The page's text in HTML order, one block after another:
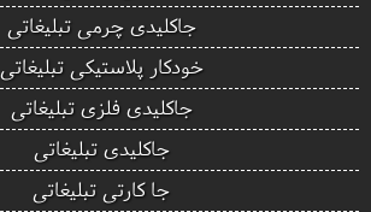
جاکلیدی چرمی تبلیغاتی
خودکار پلاستیکی تبلیغاتی
جاکلیدی فلزی تبلیغاتی
جاکلیدی تبلیغاتی
جا کارتی تبلیغاتی